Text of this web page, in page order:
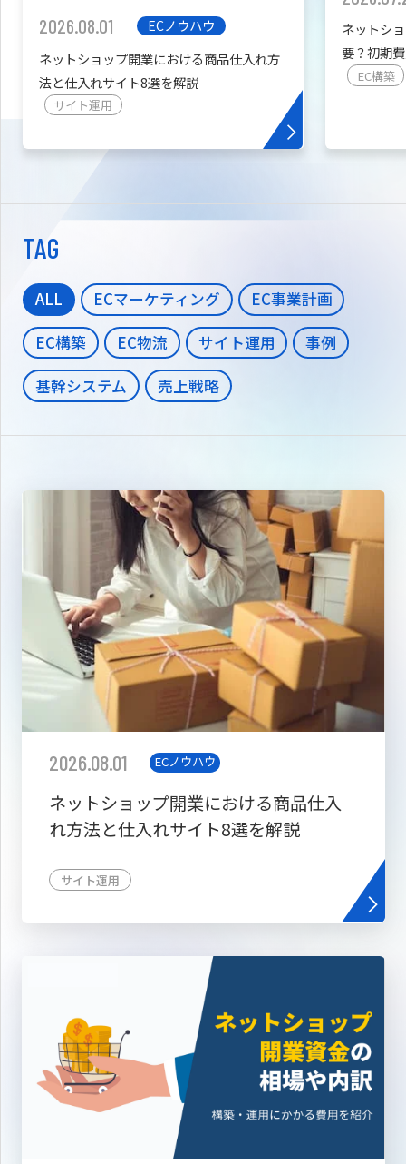
2026.08.01
ECノウハウ
ネットショップ開業における商品仕入れ方
法と仕入れサイト8選を解説
サイト運用
ネットシ
要？初期
を紹介
EC構築
TAG
ALL ECマーケティング
EC事業計画
EC構築
EC物流 サイト運用
事例
基幹システム
売上戦略
2026.08.01 ECノウハウ
ネットショップ開業における商品仕入
れ方法と仕入れサイト8選を解説
サイト運用